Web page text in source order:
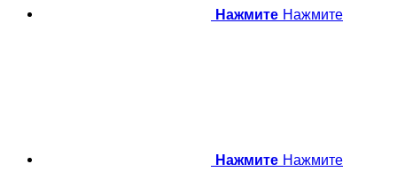
Нажмите Нажмите
Нажмите Нажмите